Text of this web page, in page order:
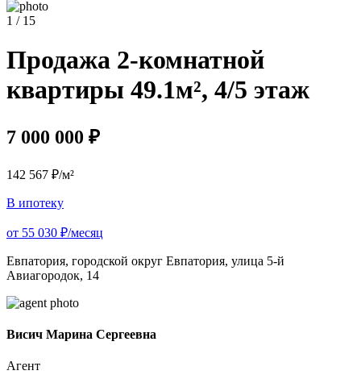
1 / 15
Продажа 2-комнатной
квартиры 49.1м², 4/5 этаж
7 000 000 ₽
142 567 ₽/м²
В ипотеку
от 55 030 ₽/месяц
Евпатория, городской округ Евпатория, улица 5-й
Авиагородок, 14
Висич Марина Сергеевна
Агент